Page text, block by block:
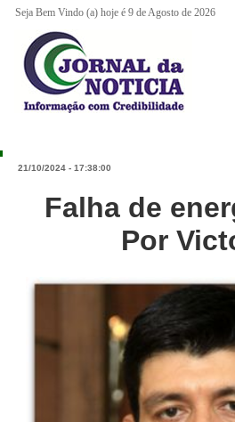
Seja Bem Vindo (a) hoje é 9 de Agosto de 2026
21/10/2024 - 17:38:00
Falha de
Por